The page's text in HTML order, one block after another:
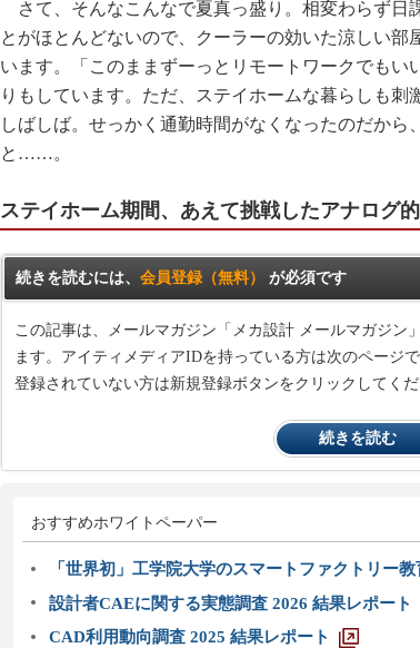
さて、そんなこんなで夏真っ盛り。相変わらず日
とがほとんどないので、クーラーの効いた涼しい部
います。「このままずーっとリモートワークでもい
りもしています。ただ、ステイホームな暮らしも刺
しばしば。せっかく通勤時間がなくなったのだから
と……。
ステイホーム期間、あえて挑戦したアナログ
続きを読むには、 会員登録（無料） が必須です
この記事は、メールマガジン「メカ設計 メールマガジン
ます。アイティメディアIDを持っている方は次のページ
登録されていない方は新規登録ボタンをクリックしてくだ
続きを読む
おすすめホワイトペーパー
「世界初」工学院大学のスマートファクトリー
設計者CAEに関する実態調査 2026 結果レポート
CAD利用動向調査 2025 結果レポート